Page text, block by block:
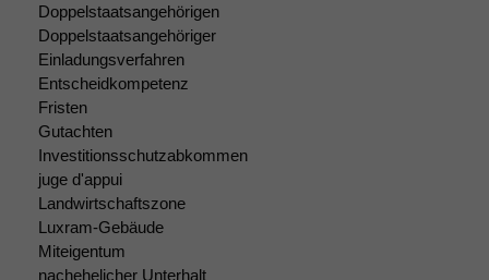
Doppelstaatsangehörigen
Doppelstaatsangehöriger
Einladungsverfahren
Entscheidkompetenz
Fristen
Gutachten
Investitionsschutzabkommen
juge d'appui
Landwirtschaftszone
Luxram-Gebäude
Miteigentum
nachehelicher Unterhalt